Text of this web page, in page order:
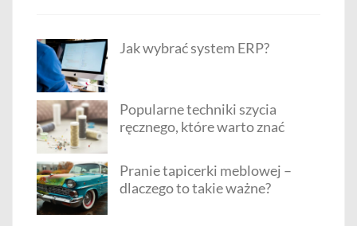
Jak wybrać system ERP?
Popularne techniki szycia
ręcznego, które warto znać
Pranie tapicerki meblowej –
dlaczego to takie ważne?